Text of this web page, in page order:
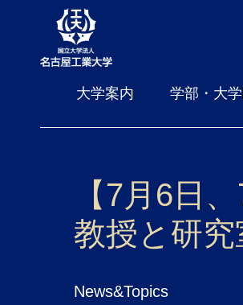
大学案内 学部・大
【7月6日
教授と研
News&Topics